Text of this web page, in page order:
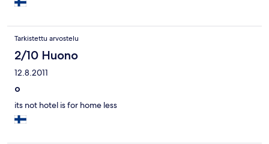
Tarkistettu arvostelu
2/10 Huono
12.8.2011
o
its not hotel is for home less